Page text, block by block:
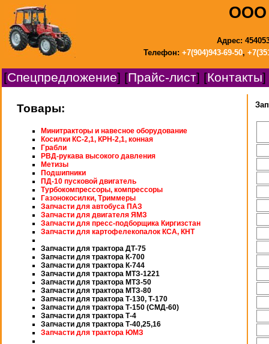
ООО
Адрес:
Телефон: +7(904)943-69-50,
[Спецпредложение] [Прайс-лист] [Контакты]
Товары:
Минитракторы и навесное оборудование
Косилки КС-2,1, КРН-2,1, конная
Грабли
РВД-рукава высокого давления
Метизы
Подшипники
ПД-10 пусковой двигатель
Турбокомпрессоры, компрессоры
Газонокосилки, Триммеры
Запчасти для автобуса ПАЗ
Запчасти для двигателя ЯМЗ
Запчасти для пресс-подборщика Киргизстан
Запчасти для картофелекопалок КСА, КНТ
Запчасти для трактора ДТ-75
Запчасти для трактора К-700
Запчасти для трактора К-744
Запчасти для трактора МТЗ-1221
Запчасти для трактора МТЗ-50
Запчасти для трактора МТЗ-80
Запчасти для трактора Т-130, Т-170
Запчасти для трактора Т-150 (СМД-60)
Запчасти для трактора Т-4
Запчасти для трактора Т-40,25,16
Запчасти для трактора ЮМЗ